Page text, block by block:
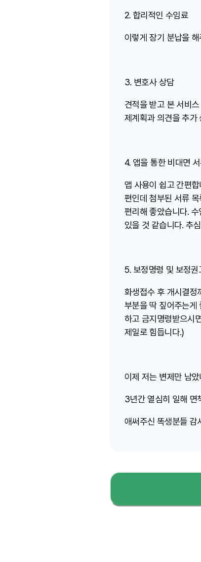
2. 합리적인 수임료
이렇게 장기 분납을
3. 변호사 상담
견적을 받고 본 서비
제계획과 의견을 추가
4. 앱을 통한 비대면
앱 사용이 쉽고 간편
편인데 첨부된 서류
편리해 좋았습니다.
있을 것 같습니다. 추
5. 보정명령 및 보정권
화생접수 후 개시결정
부분을 딱 짚어주는게
하고 금지명령받으시
제일로 힘듭니다.)
이제 저는 변제만 남았
3년간 열심히 일해 면
애써주신 똑생분들 감